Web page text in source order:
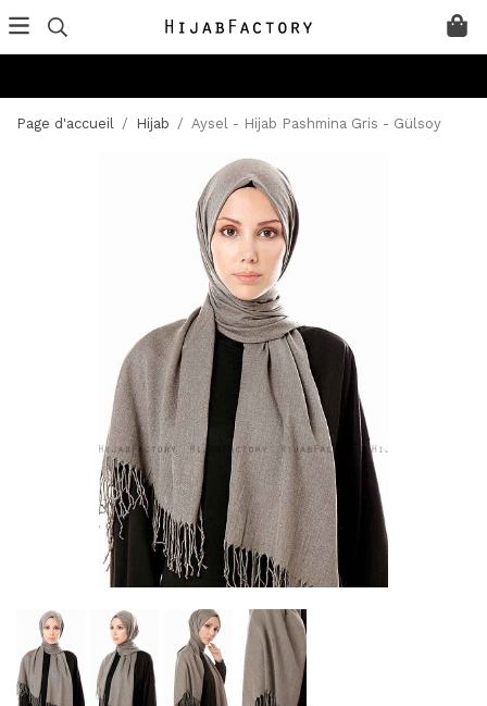
Page d'accueil / Hijab / Aysel - Hijab Pashmina Gris - Gülsoy